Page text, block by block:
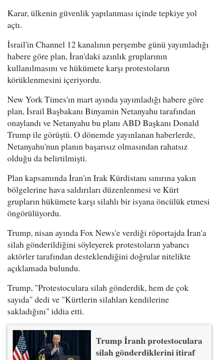
Karar, ülkenin güvenlik yapılanması içinde tepkiye yol
açtı.
İsrail'in Channel 12 kanalının perşembe günü yayımladığı
habere göre plan, İran'daki azınlık gruplarının
kullanılmasını ve hükümete karşı protestoların
körüklenmesini içeriyordu.
New York Times'ın mart ayında yayımladığı habere göre
plan, İsrail Başbakanı Binyamin Netanyahu tarafından
onaylandı ve Netanyahu bu planı ABD Başkanı Donald
Trump ile görüştü. O dönemde yayınlanan haberlerde,
Netanyahu'nun planın başarısız olmasından rahatsız
olduğu da belirtilmişti.
Plan kapsamında İran'ın Irak Kürdistanı sınırına yakın
bölgelerine hava saldırıları düzenlenmesi ve Kürt
grupların hükümete karşı silahlı bir isyana öncülük etmesi
öngörülüyordu.
Trump, nisan ayında Fox News'e verdiği röportajda İran'a
silah gönderildiğini söyleyerek protestoların yabancı
aktörler tarafından desteklendiğini doğrular nitelikte
açıklamada bulundu.
Trump, "Protestoculara silah gönderdik, hem de çok
sayıda" dedi ve "Kürtlerin silahları kendilerine
sakladığını" iddia etti.
Trump İranlı protestoculara
silah gönderdiklerini itiraf